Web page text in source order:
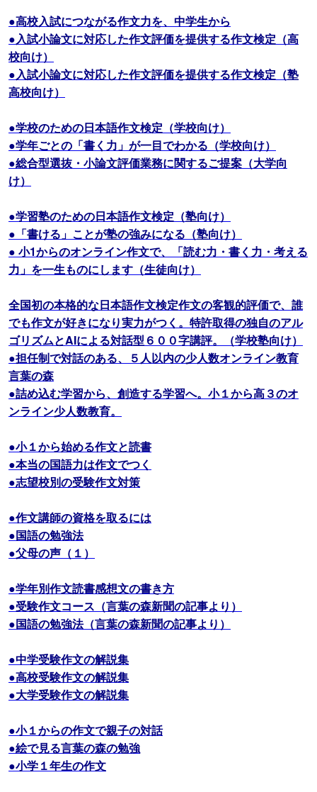
●高校入試につながる作文力を、中学生から
●入試小論文に対応した作文評価を提供する作文検定（高
校向け）
●入試小論文に対応した作文評価を提供する作文検定（塾
高校向け）
●学校のための日本語作文検定（学校向け）
●学年ごとの「書く力」が一目でわかる（学校向け）
●総合型選抜・小論文評価業務に関するご提案（大学向
け）
●学習塾のための日本語作文検定（塾向け）
●「書ける」ことが塾の強みになる（塾向け）
● 小1からのオンライン作文で、「読む力・書く力・考える
力」を一生ものにします（生徒向け）
全国初の本格的な日本語作文検定作文の客観的評価で、誰
でも作文が好きになり実力がつく。特許取得の独自のアル
ゴリズムとAIによる対話型６００字講評。（学校塾向け）
●担任制で対話のある、５人以内の少人数オンライン教育
言葉の森
●詰め込む学習から、創造する学習へ。小１から高３のオ
ンライン少人数教育。
●小１から始める作文と読書
●本当の国語力は作文でつく
●志望校別の受験作文対策
●作文講師の資格を取るには
●国語の勉強法
●父母の声（１）
●学年別作文読書感想文の書き方
●受験作文コース（言葉の森新聞の記事より）
●国語の勉強法（言葉の森新聞の記事より）
●中学受験作文の解説集
●高校受験作文の解説集
●大学受験作文の解説集
●小１からの作文で親子の対話
●絵で見る言葉の森の勉強
●小学１年生の作文